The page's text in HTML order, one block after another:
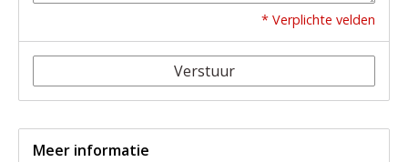
* Verplichte velden
Verstuur
Meer informatie